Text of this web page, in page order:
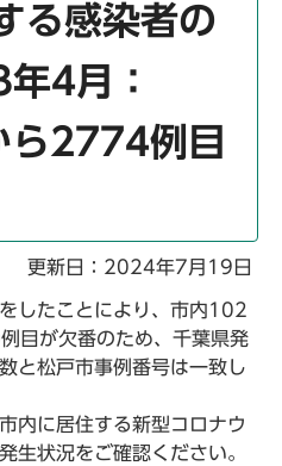
る感染者の
4月：
2774例目
更新日：2024年7月19日
したことにより、市内102
目が欠番のため、千葉県発
と松戸市事例番号は一致し
内に居住する新型コロナウ
生状況をご確認ください。